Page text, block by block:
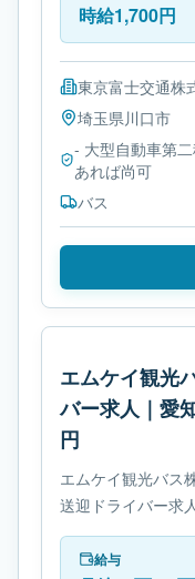
時給1,700円
東京富士交通株
埼玉県川口市
- 大型自動車第
あれば尚可
バス
エムケイ観光
バー求人｜愛
円
エムケイ観光バス
送迎ドライバー求
時間は- 変形労働
第二種免許です。
給与